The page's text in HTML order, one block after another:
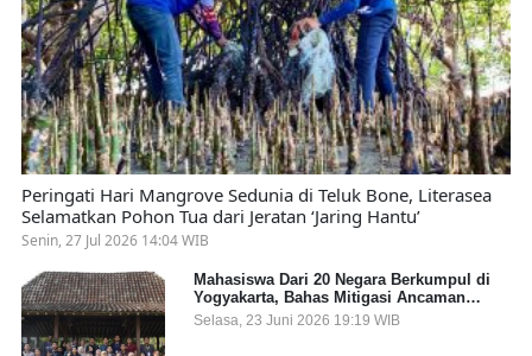
Peringati Hari Mangrove Sedunia di Teluk Bone, Literasea
Selamatkan Pohon Tua dari Jeratan ‘Jaring Hantu’
Senin, 27 Jul 2026 14:04 WIB
Mahasiswa Dari 20 Negara Berkumpul di
Yogyakarta, Bahas Mitigasi Ancaman
Kesehatan Global
Selasa, 23 Juni 2026 19:19 WIB